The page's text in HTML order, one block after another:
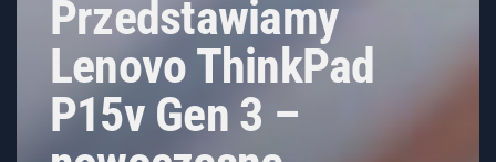
Przedstawiamy
Lenovo ThinkPad
P15v Gen 3 –